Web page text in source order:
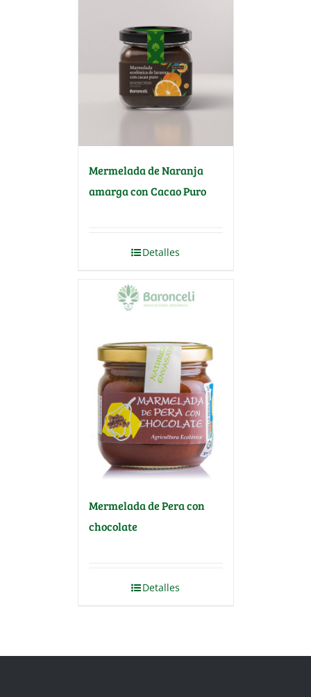
Mermelada de Naranja
amarga con Cacao Puro
Detalles
Mermelada de Pera con
chocolate
Detalles